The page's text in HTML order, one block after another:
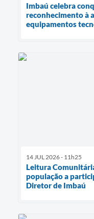
Imbaú celebra
reconhecimento à
equipamentos
14 JUL 2026 - 11h25
Leitura
população a
Diretor de Imbaú